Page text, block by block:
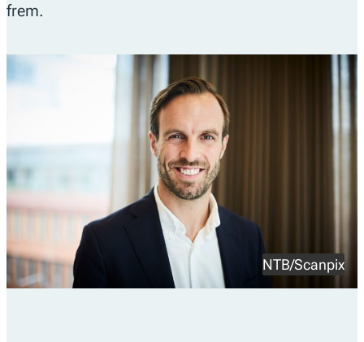
frem.
NTB/Scanpix